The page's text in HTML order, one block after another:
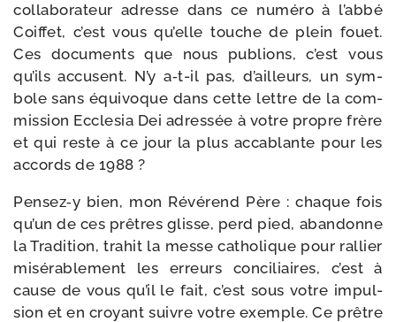
col­la­bo­ra­teur adresse dans ce numé­ro à l’ab­bé
Coiffet, c’est vous qu’elle touche de plein fouet.
Ces docu­ments que nous publions, c’est vous
qu’ils accusent. N’y a‑t-​il pas, d’ailleurs, un sym­
bole sans équi­voque dans cette lettre de la com­
mis­sion Ecclesia Dei adres­sée à votre propre frère
et qui reste à ce jour la plus acca­blante pour les
accords de 1988 ?
Pensez‑y bien, mon Révérend Père : chaque fois
qu’un de ces prêtres glisse, perd pied, aban­donne
la Tradition, tra­hit la messe catho­lique pour ral­lier
misé­ra­ble­ment les erreurs conci­liaires, c’est à
cause de vous qu’il le fait, c’est sous votre impul­
sion et en croyant suivre votre exemple. Ce prêtre